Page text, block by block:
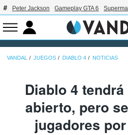
Peter Jackson Gameplay GTA 6
VANDAL JUEGOS DIABLO 4 NOTICIAS
Diablo 4
abierto, pero
jugadores